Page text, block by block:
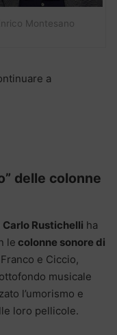
Montesano
a
delle colonne
Carlo Rustichelli ha
le colonne sonore di
e Ciccio,
musicale
l’umorismo e
loro pellicole.